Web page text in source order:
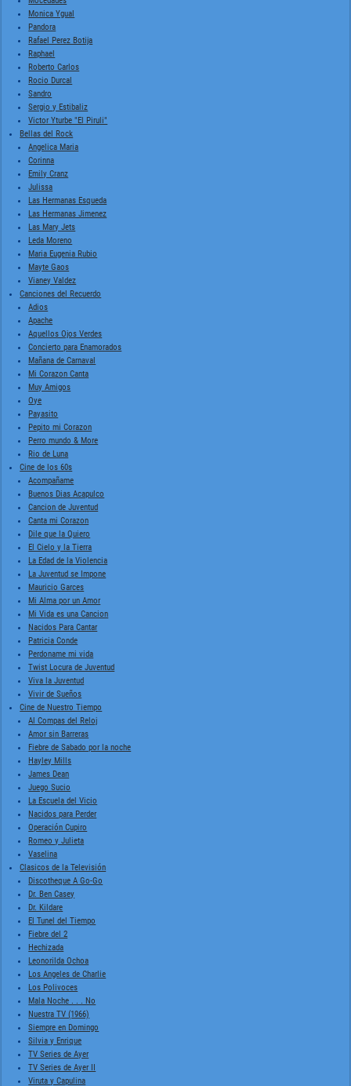
Monica Ygual
Pandora
Rafael Perez Botija
Raphael
Roberto Carlos
Rocio Durcal
Sandro
Sergio y Estibaliz
Victor Yturbe "El Piruli"
Bellas del Rock
Angelica Maria
Corinna
Emily Cranz
Julissa
Las Hermanas Esqueda
Las Hermanas Jimenez
Las Mary Jets
Leda Moreno
Maria Eugenia Rubio
Mayte Gaos
Vianey Valdez
Canciones del Recuerdo
Adios
Apache
Aquellos Ojos Verdes
Concierto para Enamorados
Mañana de Carnaval
Mi Corazon Canta
Muy Amigos
Oye
Payasito
Pepito mi Corazon
Perro mundo & More
Rio de Luna
Cine de los 60s
Acompañame
Buenos Dias Acapulco
Cancion de Juventud
Canta mi Corazon
Dile que la Quiero
El Cielo y la Tierra
La Edad de la Violencia
La Juventud se Impone
Mauricio Garces
Mi Alma por un Amor
Mi Vida es una Cancion
Nacidos Para Cantar
Patricia Conde
Perdoname mi vida
Twist Locura de Juventud
Viva la Juventud
Vivir de Sueños
Cine de Nuestro Tiempo
Al Compas del Reloj
Amor sin Barreras
Fiebre de Sabado por la noche
Hayley Mills
James Dean
Juego Sucio
La Escuela del Vicio
Nacidos para Perder
Operación Cupiro
Romeo y Julieta
Vaselina
Clasicos de la Televisión
Discotheque A Go-Go
Dr. Ben Casey
Dr. Kildare
El Tunel del Tiempo
Fiebre del 2
Hechizada
Leonorilda Ochoa
Los Angeles de Charlie
Los Polivoces
Mala Noche . . . No
Nuestra TV (1966)
Siempre en Domingo
Silvia y Enrique
TV Series de Ayer
TV Series de Ayer II
Viruta y Capulina